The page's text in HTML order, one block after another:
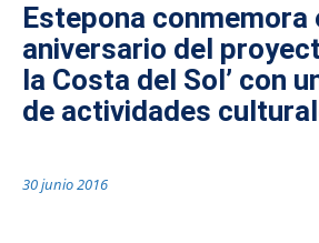
Estepona conmemora
aniversario del
la Costa del Sol’ con
de actividades
30 junio 2016